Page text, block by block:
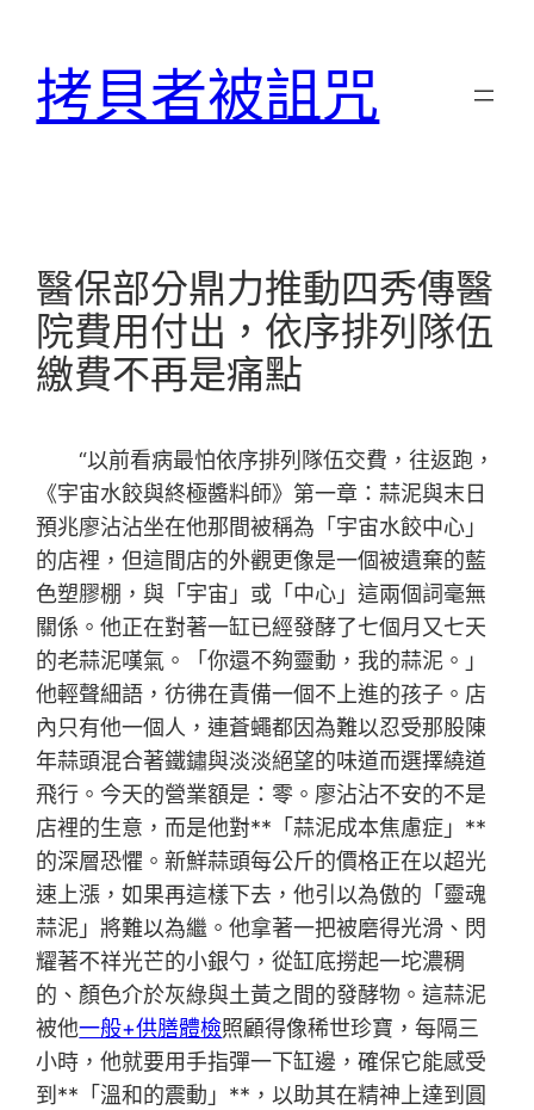
拷貝者被詛咒
醫保部分鼎力推動四秀傳醫
院費用付出，依序排列隊伍
繳費不再是痛點
“以前看病最怕依序排列隊伍交費，往返跑，
《宇宙水餃與終極醬料師》第一章：蒜泥與末日
預兆廖沾沾坐在他那間被稱為「宇宙水餃中心」
的店裡，但這間店的外觀更像是一個被遺棄的藍
色塑膠棚，與「宇宙」或「中心」這兩個詞毫無
關係。他正在對著一缸已經發酵了七個月又七天
的老蒜泥嘆氣。「你還不夠靈動，我的蒜泥。」
他輕聲細語，彷彿在責備一個不上進的孩子。店
內只有他一個人，連蒼蠅都因為難以忍受那股陳
年蒜頭混合著鐵鏽與淡淡絕望的味道而選擇繞道
飛行。今天的營業額是：零。廖沾沾不安的不是
店裡的生意，而是他對**「蒜泥成本焦慮症」**
的深層恐懼。新鮮蒜頭每公斤的價格正在以超光
速上漲，如果再這樣下去，他引以為傲的「靈魂
蒜泥」將難以為繼。他拿著一把被磨得光滑、閃
耀著不祥光芒的小銀勺，從缸底撈起一坨濃稠
的、顏色介於灰綠與土黃之間的發酵物。這蒜泥
被他一般+供膳體檢照顧得像稀世珍寶，每隔三
小時，他就要用手指彈一下缸邊，確保它能感受
到**「溫和的震動」**，以助其在精神上達到圓